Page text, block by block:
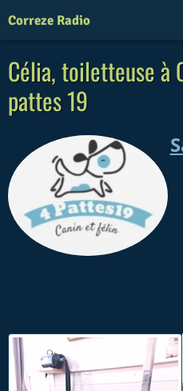
Correze Radio
Célia, toiletteuse à
pattes 19